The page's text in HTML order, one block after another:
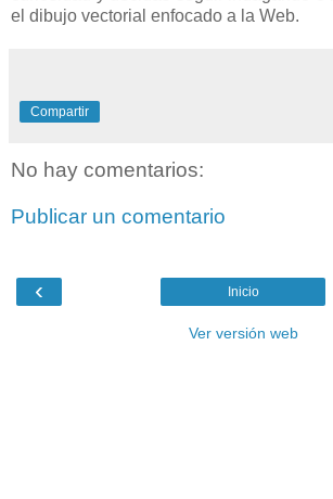
el dibujo vectorial enfocado a la Web.
Compartir
No hay comentarios:
Publicar un comentario
‹ Inicio
Ver versión web